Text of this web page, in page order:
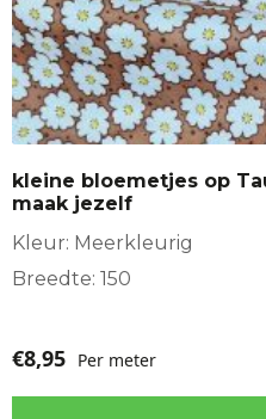
kleine bloemetjes op
maak jezelf
Kleur: Meerkleurig
Breedte: 150
€8,95 Per meter